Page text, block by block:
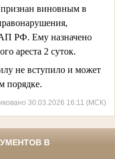
виновным в
РФ. Ему назначено
ареста 2 суток.
не вступило и может
порядке.
30.03.2026 16:11 (МСК)
В